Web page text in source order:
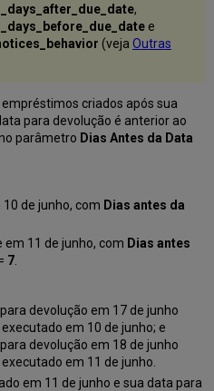
,
e
(veja Outras
criados após sua
para devolução é anterior ao
parâmetro Dias Antes da Data
de junho, com Dias antes da
11 de junho, com Dias antes
7.
devolução em 17 de junho
em 10 de junho; e
devolução em 18 de junho
em 11 de junho.
em 11 de junho e sua data para